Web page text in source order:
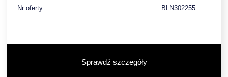
Nr oferty:
BLN302255
Sprawdź szczegóły